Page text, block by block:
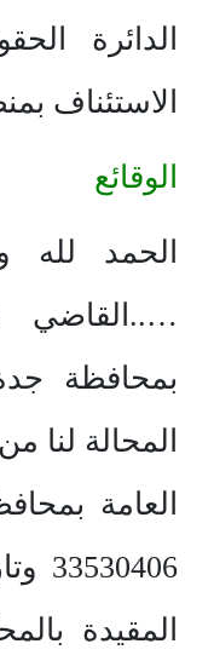
الدائرة
الاستئناف
الوقائع
الحمد لله
…..القاضي
بمحافظة
المحالة
العامة